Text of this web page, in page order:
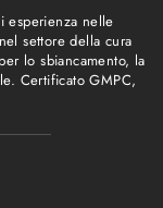
esperienza nelle
settore della cura
lo sbiancamento, la
Certificato GMPC,